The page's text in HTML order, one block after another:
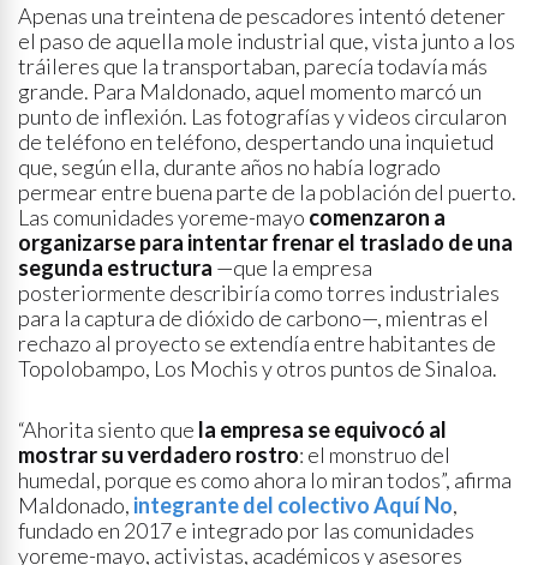
Apenas una treintena de pescadores intentó detener
el paso de aquella mole industrial que, vista junto a los
tráileres que la transportaban, parecía todavía más
grande. Para Maldonado, aquel momento marcó un
punto de inflexión. Las fotografías y videos circularon
de teléfono en teléfono, despertando una inquietud
que, según ella, durante años no había logrado
permear entre buena parte de la población del puerto.
Las comunidades yoreme-mayo comenzaron a
organizarse para intentar frenar el traslado de una
segunda estructura —que la empresa
posteriormente describiría como torres industriales
para la captura de dióxido de carbono—, mientras el
rechazo al proyecto se extendía entre habitantes de
Topolobampo, Los Mochis y otros puntos de Sinaloa.
“Ahorita siento que la empresa se equivocó al
mostrar su verdadero rostro: el monstruo del
humedal, porque es como ahora lo miran todos”, afirma
Maldonado, integrante del colectivoAquí No,
fundado en 2017 e integrado por las comunidades
yoreme-mayo, activistas, académicos y asesores